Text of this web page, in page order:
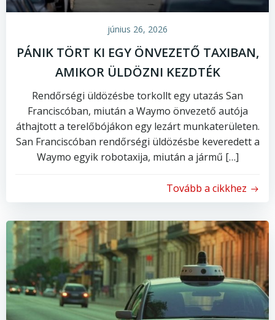
június 26, 2026
PÁNIK TÖRT KI EGY ÖNVEZETŐ TAXIBAN,
AMIKOR ÜLDÖZNI KEZDTÉK
Rendőrségi üldözésbe torkollt egy utazás San
Franciscóban, miután a Waymo önvezető autója
áthajtott a terelőbójákon egy lezárt munkaterületen.
San Franciscóban rendőrségi üldözésbe keveredett a
Waymo egyik robotaxija, miután a jármű […]
Tovább a cikkhez